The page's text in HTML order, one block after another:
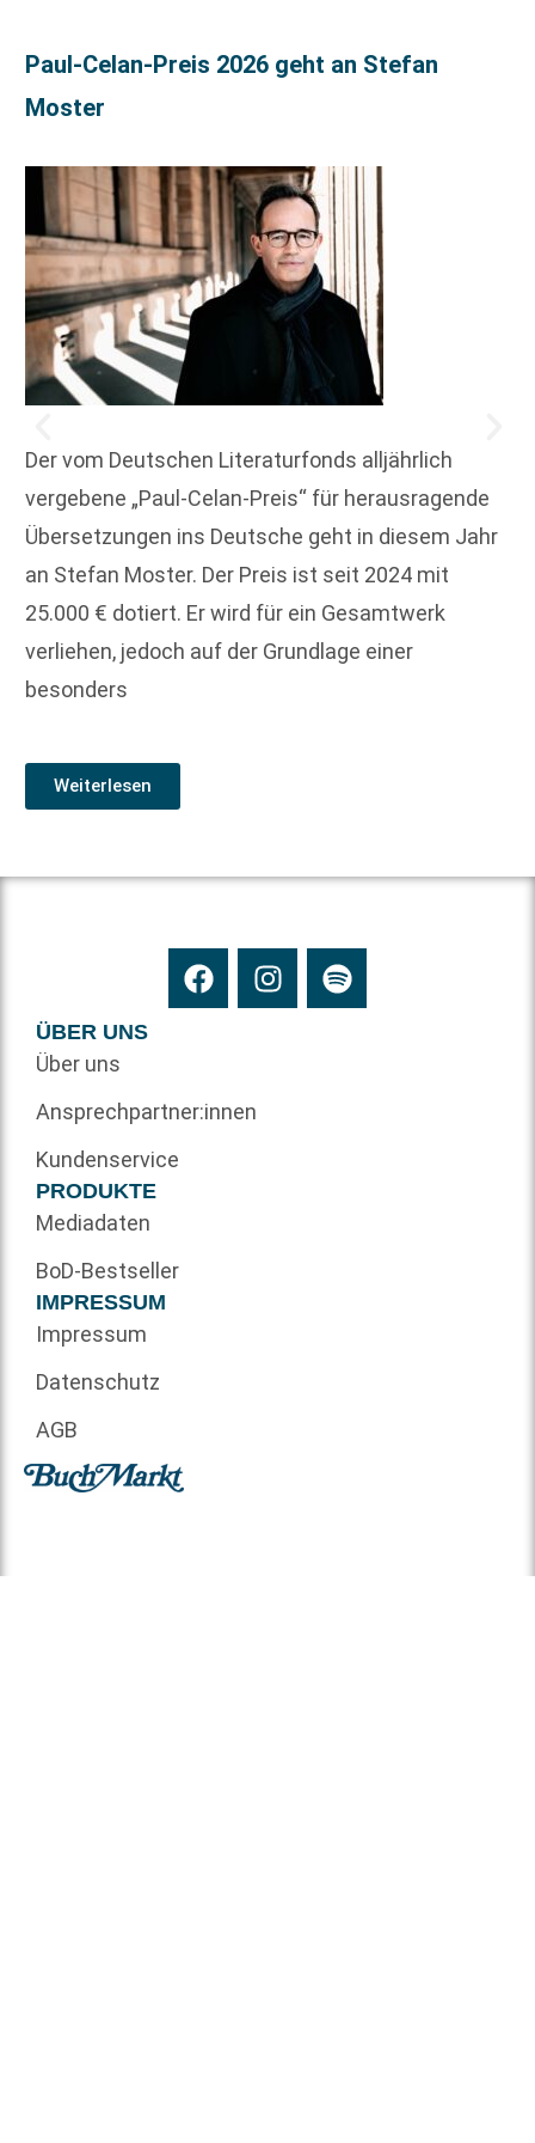
Paul-Celan-Preis 2026 geht an Stefan
Moster
Der vom Deutschen Literaturfonds alljährlich
vergebene „Paul-Celan-Preis“ für herausragende
Übersetzungen ins Deutsche geht in diesem Jahr
an Stefan Moster. Der Preis ist seit 2024 mit
25.000 € dotiert. Er wird für ein Gesamtwerk
verliehen, jedoch auf der Grundlage einer
besonders
Weiterlesen
ÜBER UNS
Über uns
Ansprechpartner:innen
Kundenservice
PRODUKTE
Mediadaten
BoD-Bestseller
IMPRESSUM
Impressum
Datenschutz
AGB